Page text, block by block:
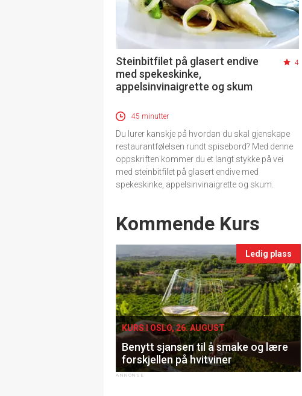
Steinbitfilet på glasert endive
med spekeskinke,
appelsinvinaigrette og skum
4
45 minutter
Du lurer kanskje på hvordan du skal gjenskape
restaurantfølelsen rundt spisebord? Med denne
oppskriften kommer du et langt stykke på vei
med steinbitfilet på glasert endive med
spekeskinke, appelsinvinaigrette og skum.
Events
Kommende Kurs
Ledig plass
KURS I OSLO, 26. AUGUST
Benytt sjansen til å smake og lære
forskjellen på hvitviner